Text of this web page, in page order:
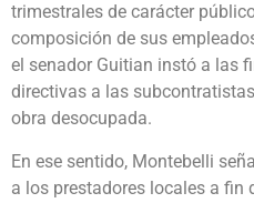
trimestrales de carácter
composición de sus
el senador Guitian instó a las
directivas a las
obra desocupada.
En ese sentido, Montebelli
a los prestadores locales a fin